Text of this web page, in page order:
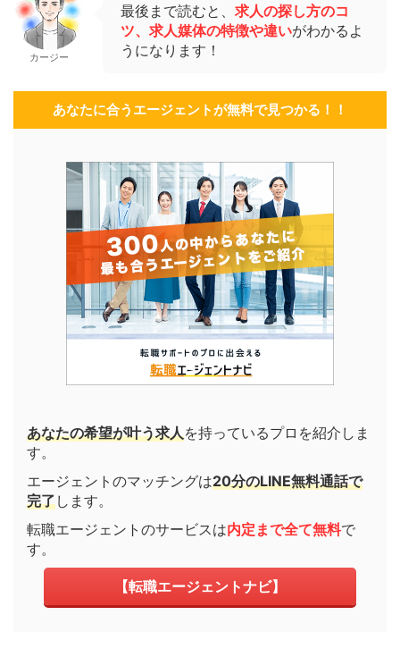
カージー
最後まで読むと、 求人の探し方のコ
ツ、求人媒体の特徴や違いがわかるよ
うになります！
あなたに合うエージェントが無料で見つかる！！
あなたの希望が叶う求人を持っているプロを紹介しま
す。
エージェントのマッチングは20分のLINE無料通話で
完了します。
転職エージェントのサービスは内定まで全て無料で
す。
【転職エージェントナビ】